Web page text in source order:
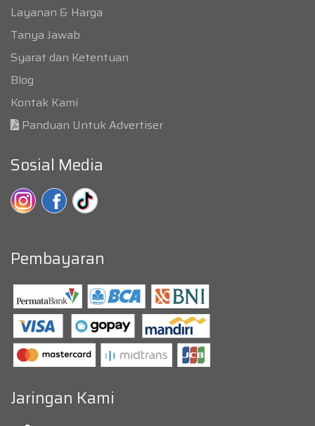
Layanan & Harga
Tanya Jawab
Syarat dan Ketentuan
Blog
Kontak Kami
Panduan Untuk Advertiser
Sosial Media
Pembayaran
Jaringan Kami